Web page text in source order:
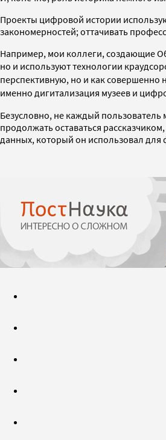
Проекты цифровой истории
закономерностей; оттачивать
Например, мои коллеги, создающие
но и используют технологии
перспективную, но и как
именно дигитализация музеев и
Безусловно, не каждый
продолжать оставаться
данных, который он использовал для